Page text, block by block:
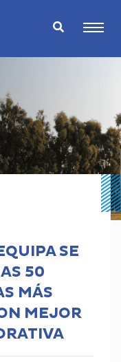
SE
50
MÁS
MEJOR